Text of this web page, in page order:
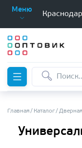
Меню
Главная Каталог